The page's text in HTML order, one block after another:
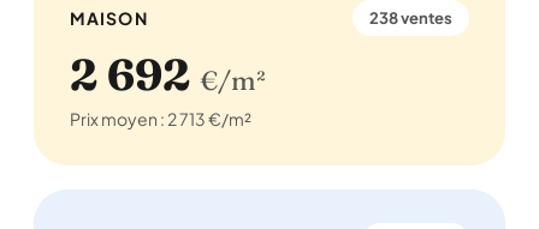
MAISON 238 ventes
2 692 €/m²
Prix moyen : 2 713 €/m²